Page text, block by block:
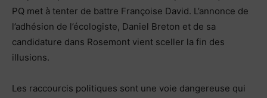
PQ met à tenter de battre Françoise David. L’annonce de
l’adhésion de l’écologiste, Daniel Breton et de sa
candidature dans Rosemont vient sceller la fin des
illusions.
Les raccourcis politiques sont une voie dangereuse qui